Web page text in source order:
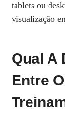
tablets ou
visualização
Qual A
Entre